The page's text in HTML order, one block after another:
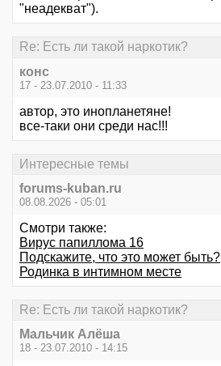
"неадекват").
Re: Есть ли такой наркотик?
конс
17 - 23.07.2010 - 11:33
автор, это инопланетяне!
все-таки они среди нас!!!
Интересные темы
forums-kuban.ru
08.08.2026 - 05:01
Смотри также:
Вирус папиллома 16
Подскажите, что это может быть?
Родинка в интимном месте
Re: Есть ли такой наркотик?
Мальчик Алёша
18 - 23.07.2010 - 14:15